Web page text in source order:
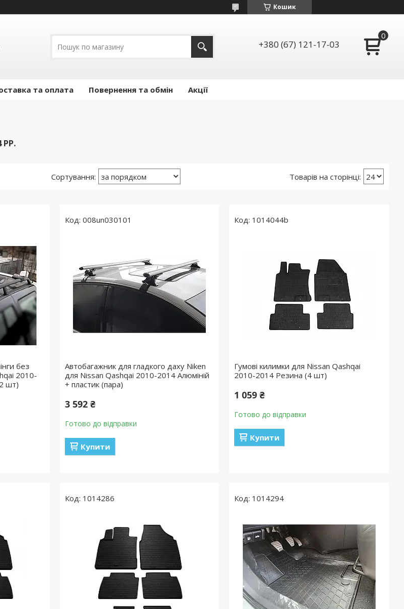
Кошик
+380 (67) 121-17-03
та оплата Повернення та обмін Акції
РР.
без
2010-
шт)
008un030101
Автобагажник для гладкого даху Niken
для Nissan Qashqai 2010-2014 Алюміній
+ пластик (пара)
3 592 ₴
Готово до відправки
Купити
1014044b
Гумові килимки для Nissan Qashqai
2010-2014 Резина (4 шт)
1 059 ₴
Готово до відправки
Купити
1014286 1014294